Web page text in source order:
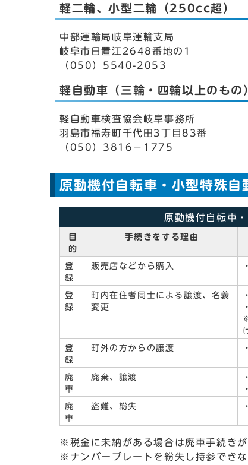
軽二輪、小型二輪（250cc超）
中部運輸局岐阜運輸支局
岐阜市日置江2648番地の1
（050）5540-2053
軽自動車（三輪・四輪以上のもの
軽自動車検査協会岐阜事務所
羽島市福寿町千代田3丁目83番
（050）3816－1775
原動機付自転車・小型特殊
原動機付自転車
目
的
手続きをする理由
登
録
販売店などから購入
登
録
町内在住者同士による譲渡、名義
変更
登
録
町外の方からの譲渡
廃
車
廃棄、譲渡
廃
車
盗難、紛失
※税金に未納がある場合は廃車手続き
※ナンバープレートを紛失し持参できな